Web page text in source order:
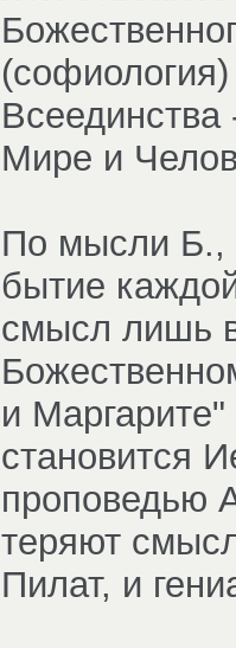
Всеединства
Мире и
По мысли Б.,
бытие
смысл лишь
и
становится
проповедью
теряют
Пилат, и